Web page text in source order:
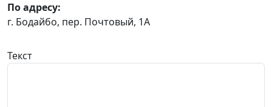
По адресу:
г. Бодайбо, пер. Почтовый, 1А
Текст